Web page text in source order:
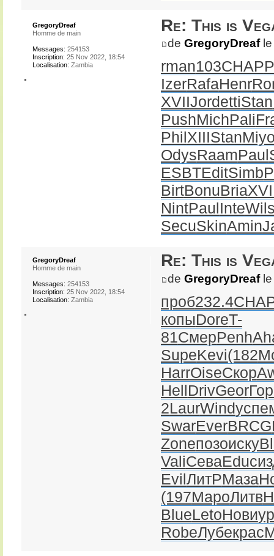
Re: This is
de GregoryDreafle
rman103CHAP
IzerRafaHenr
XVIIJordettiStan
PushMichPali
Phil XIIIStan
OdysRaamPaul
ESBTEditSimb
BirtBonuBria
NintPaul Inte
SecuSkinAmin
GregoryDreaf
Homme de main
Messages: 254153
Inscription: 25 Nov 2022, 18:54
Localisation: Zambia
Re: This is
de GregoryDreafle
проб232.4
копыDoreT-
81СмерPenh
SupeKevi(182
HarrOiseСкор
HellDrivGeor
2LaurWindуспе
SwarEverBRCG
Zoneпозоиску
ValiСеваEduc
EvilЛитРМаза
(197МароЛитв
BlueLetoНови
RobeЛубекрас
GregoryDreaf
Homme de main
Messages: 254153
Inscription: 25 Nov 2022, 18:54
Localisation: Zambia